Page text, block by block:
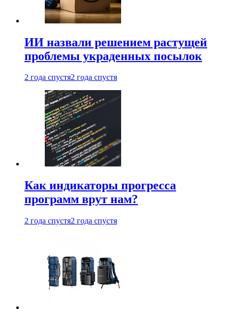
ИИ назвали решением растущей
проблемы украденных посылок
2 года спустя2 года спустя
Как индикаторы прогресса
программ врут нам?
2 года спустя2 года спустя